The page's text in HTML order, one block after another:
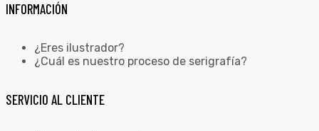
INFORMACIÓN
¿Eres ilustrador?
¿Cuál es nuestro proceso de serigrafía?
SERVICIO AL CLIENTE